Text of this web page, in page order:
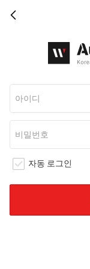
자동 로그인